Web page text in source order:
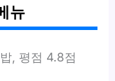
뉴
, 평점 4.8점